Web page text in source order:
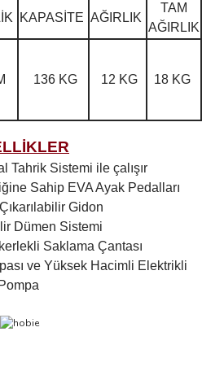
KAPASİTE AĞIRLIK
TAM
AĞIRLIK
136 KG 12 KG 18 KG
Tahrik Sistemi ile çalışır
Sahip EVA Ayak Pedalları
Gidon
Dümen Sistemi
Saklama Çantası
ve Yüksek Hacimli Elektrikli
Pompa